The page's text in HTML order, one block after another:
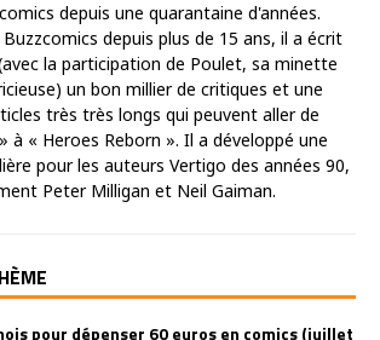
depuis une quarantaine d'années.
depuis plus de 15 ans, il a écrit
la participation de Poulet, sa minette
un bon millier de critiques et une
très très longs qui peuvent aller de
à « Heroes Reborn ». Il a développé une
pour les auteurs Vertigo des années 90,
Peter Milligan et Neil Gaiman.
pour dépenser 60 euros en comics (juillet